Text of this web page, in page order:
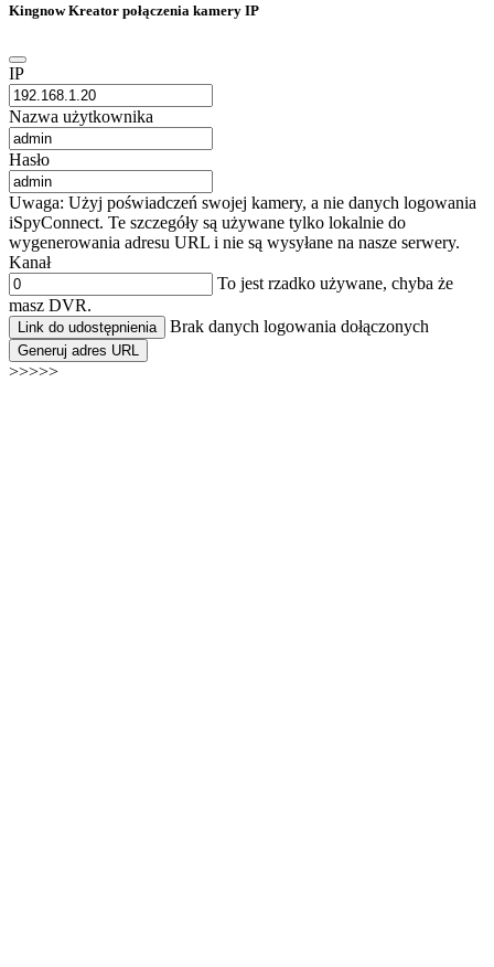
Kingnow Kreator połączenia kamery IP
IP
Nazwa użytkownika
Hasło
Uwaga: Użyj poświadczeń swojej kamery, a nie danych logowania
iSpyConnect. Te szczegóły są używane tylko lokalnie do
wygenerowania adresu URL i nie są wysyłane na nasze serwery.
Kanał
To jest rzadko używane, chyba że
masz DVR.
Link do udostępnienia Brak danych logowania dołączonych
Generuj adres URL
>>>>>